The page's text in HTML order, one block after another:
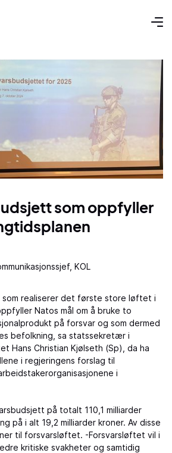
som oppfyller
KOL
realiserer det første store løftet i
Natos mål om å bruke to
på forsvar og som dermed
befolkning, sa statssekretær i
Hans Christian Kjølseth (Sp), da ha
i regjeringens forslag til
i
på totalt 110,1 milliarder
på i alt 19,2 milliarder kroner. Av disse
til forsvarsløftet. -Forsvarsløftet vil i
kritiske svakheter og samtidig